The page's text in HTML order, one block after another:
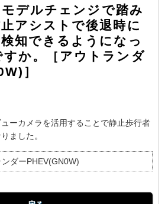
デルチェンジで踏み
アシストで後退時に
知できるようになっ
か。［アウトランダ
］
ーカメラを活用することで静止歩行者
ました。
ダーPHEV(GN0W)